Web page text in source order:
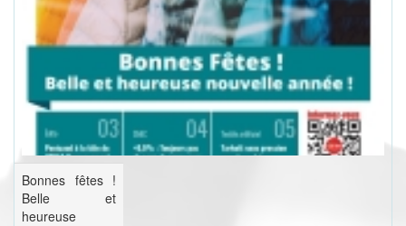
Bonnes fêtes !
Belle et
heureuse